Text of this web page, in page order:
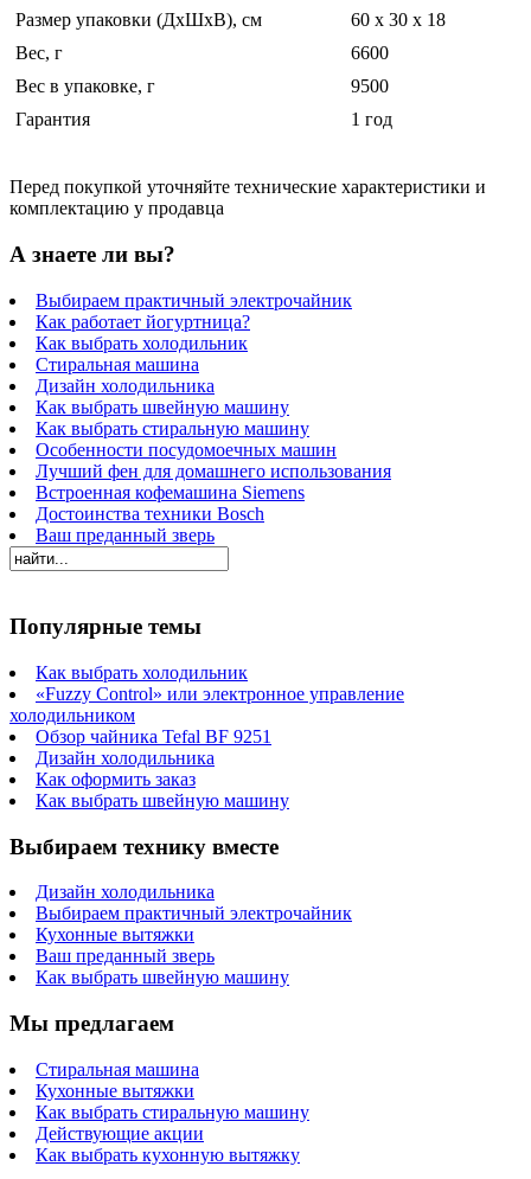
Размер упаковки (ДхШхВ), см
60 x 30 x 18
Вес, г
6600
Вес в упаковке, г
9500
Гарантия
1 год
Перед покупкой уточняйте технические характеристики и
комплектацию у продавца
А знаете ли вы?
Выбираем практичный электрочайник
Как работает йогуртница?
Как выбрать холодильник
Стиральная машина
Дизайн холодильника
Как выбрать швейную машину
Как выбрать стиральную машину
Особенности посудомоечных машин
Лучший фен для домашнего использования
Встроенная кофемашина Siemens
Достоинства техники Bosch
Ваш преданный зверь
Популярные темы
Как выбрать холодильник
«Fuzzy Control» или электронное управление
холодильником
Обзор чайника Tefal BF 9251
Дизайн холодильника
Как оформить заказ
Как выбрать швейную машину
Выбираем технику вместе
Дизайн холодильника
Выбираем практичный электрочайник
Кухонные вытяжки
Ваш преданный зверь
Как выбрать швейную машину
Мы предлагаем
Стиральная машина
Кухонные вытяжки
Как выбрать стиральную машину
Действующие акции
Как выбрать кухонную вытяжку